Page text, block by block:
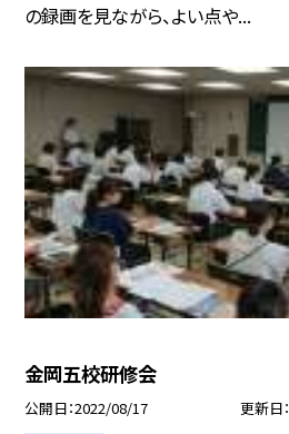
の録画を見ながら、よい点や...
金岡五校研修会
公開日 2022/08/17 更新日